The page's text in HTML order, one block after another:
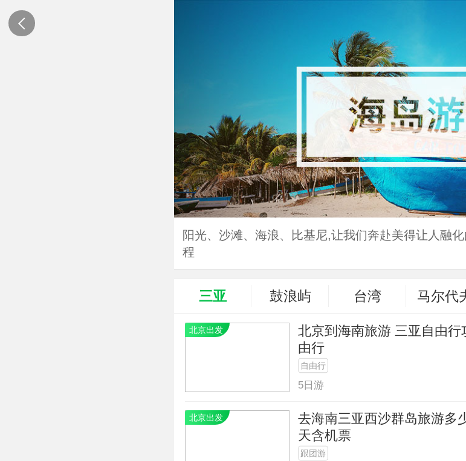
阳光、沙滩、海浪、比基尼,让我们奔赴美得让人融
程
三亚 鼓浪屿 台湾 马尔代
北京出发
北京到海南旅游 三亚自由
由行
自由行
5日游
北京出发
去海南三亚西沙群岛旅游多
天含机票
跟团游